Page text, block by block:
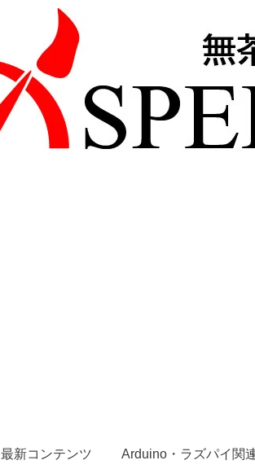
最新コンテンツ Arduino・ラズパイ関